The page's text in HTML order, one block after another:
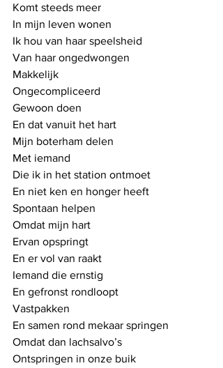
Komt steeds meer
In mijn leven wonen
Ik hou van haar speelsheid
Van haar ongedwongen
Makkelijk
Ongecompliceerd
Gewoon doen
En dat vanuit het hart
Mijn boterham delen
Met iemand
Die ik in het station ontmoet
En niet ken en honger heeft
Spontaan helpen
Omdat mijn hart
Ervan opspringt
En er vol van raakt
Iemand die ernstig
En gefronst rondloopt
Vastpakken
En samen rond mekaar springen
Omdat dan lachsalvo’s
Ontspringen in onze buik